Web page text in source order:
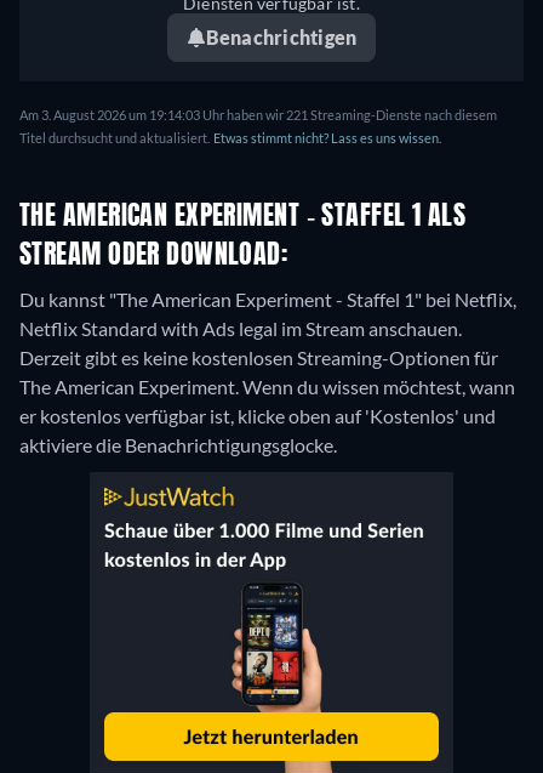
Benachrichtigen
Am 3. August 2026 um 19:14:03 Uhr haben wir 221 Streaming-Dienste nach diesem
Titel durchsucht und aktualisiert. Etwas stimmt nicht? Lass es uns wissen.
THE AMERICAN EXPERIMENT - STAFFEL 1 ALS
STREAM ODER DOWNLOAD:
Du kannst "The American Experiment - Staffel 1" bei Netflix,
Netflix Standard with Ads legal im Stream anschauen.
Derzeit gibt es keine kostenlosen Streaming-Optionen für
The American Experiment. Wenn du wissen möchtest, wann
er kostenlos verfügbar ist, klicke oben auf 'Kostenlos' und
aktiviere die Benachrichtigungsglocke.